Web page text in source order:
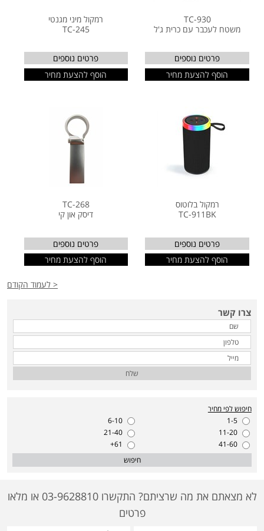
TC-930
משטח לעכבר עם כרית ג'ל
פרטים נוספים
הוסף להצעת מחיר
רמקול מיני מגנטי
TC-245
פרטים נוספים
הוסף להצעת מחיר
רמקול בלוטוס
TC-911BK
פרטים נוספים
הוסף להצעת מחיר
TC-268
דיסק און קי
פרטים נוספים
הוסף להצעת מחיר
< לעמוד הקודם
צרו קשר
שלח
חיפוש לפי מחיר
1-5
6-10
11-20
21-40
41-60
61+
חיפוש
לא מצאתם את מה שרציתם? התקשרו 03-9628810 או מלאו
פרטים